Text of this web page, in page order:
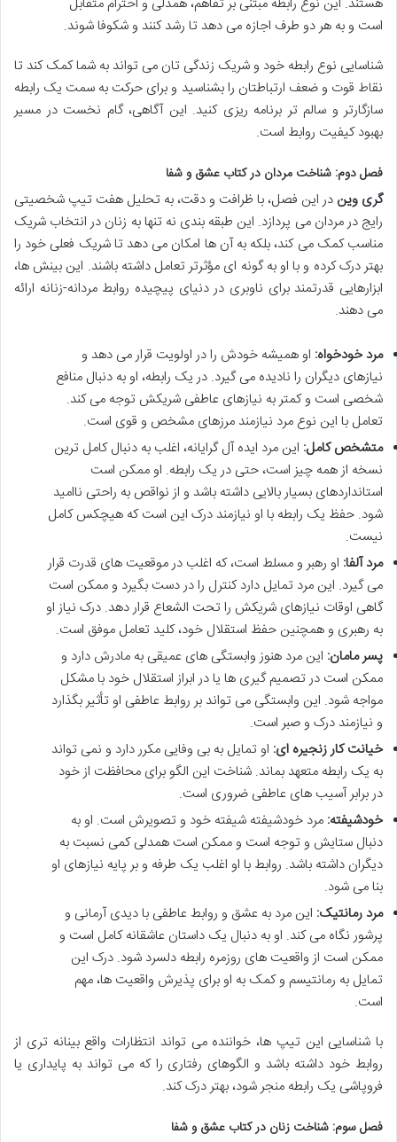
است و به هر دو طرف اجازه می دهد تا رشد کنند و شکوفا شوند.
شناسایی نوع رابطه خود و شریک زندگی تان می تواند به شما کمک کند تا
نقاط قوت و ضعف ارتباطتان را بشناسید و برای حرکت به سمت یک رابطه
سازگارتر و سالم تر برنامه ریزی کنید. این آگاهی، گام نخست در مسیر
بهبود کیفیت روابط است.
فصل دوم: شناخت مردان درکتاب عشق و شفا
گری وین در این فصل، با ظرافت و دقت، به تحلیل هفت تیپ شخصیتی
رایج در مردان می پردازد. این طبقه بندی نه تنها به زنان در انتخاب شریک
مناسب کمک می کند، بلکه به آن ها امکان می دهد تا شریک فعلی خود را
بهتر درک کرده و با او به گونه ای مؤثرتر تعامل داشته باشند. این بینش ها،
ابزارهایی قدرتمند برای ناوبری در دنیای پیچیده روابط مردانه-زنانه ارائه
می دهند.
مرد خودخواه: او همیشه خودش را در اولویت قرار می دهد و
نیازهای دیگران را نادیده می گیرد. در یک رابطه، او به دنبال منافع
شخصی است و کمتر به نیازهای عاطفی شریکش توجه می کند.
تعامل با این نوع مرد نیازمند مرزهای مشخص و قوی است.
متشخص کامل: این مرد ایده آل گرایانه، اغلب به دنبال کامل ترین
نسخه از همه چیز است، حتی در یک رابطه. او ممکن است
استانداردهای بسیار بالایی داشته باشد و از نواقص به راحتی ناامید
شود. حفظ یک رابطه با او نیازمند درک این است که هیچکس کامل
نیست.
مرد آلفا: او رهبر و مسلط است، که اغلب در موقعیت های قدرت قرار
می گیرد. این مرد تمایل دارد کنترل را در دست بگیرد و ممکن است
گاهی اوقات نیازهای شریکش را تحت الشعاع قرار دهد. درک نیاز او
به رهبری و همچنین حفظ استقلال خود، کلید تعامل موفق است.
پسر مامان: این مرد هنوز وابستگی های عمیقی به مادرش دارد و
ممکن است در تصمیم گیری ها یا در ابراز استقلال خود با مشکل
مواجه شود. این وابستگی می تواند بر روابط عاطفی او تأثیر بگذارد
و نیازمند درک و صبر است.
خیانت کار زنجیره ای: او تمایل به بی وفایی مکرر دارد و نمی تواند
به یک رابطه متعهد بماند. شناخت این الگو برای محافظت از خود
در برابر آسیب های عاطفی ضروری است.
خودشیفته: مرد خودشیفته شیفته خود و تصویرش است. او به
دنبال ستایش و توجه است و ممکن است همدلی کمی نسبت به
دیگران داشته باشد. روابط با او اغلب یک طرفه و بر پایه نیازهای او
بنا می شود.
مرد رمانتیک: این مرد به عشق و روابط عاطفی با دیدی آرمانی و
پرشور نگاه می کند. او به دنبال یک داستان عاشقانه کامل است و
ممکن است از واقعیت های روزمره رابطه دلسرد شود. درک این
تمایل به رمانتیسم و کمک به او برای پذیرش واقعیت ها، مهم
است.
با شناسایی این تیپ ها، خواننده می تواند انتظارات واقع بینانه تری از
روابط خود داشته باشد و الگوهای رفتاری را که می تواند به پایداری یا
فروپاشی یک رابطه منجر شود، بهتر درک کند.
فصل سوم: شناخت زنان درکتاب عشق و شفا